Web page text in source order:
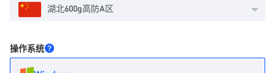
湖北600g高防A区
操作系统